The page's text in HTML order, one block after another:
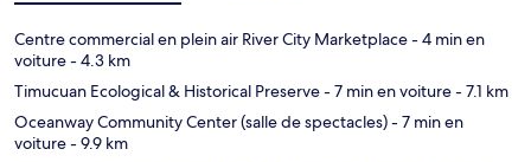
Centre commercial en plein air River City Marketplace- 4 min en
voiture- 4.3 km
Timucuan Ecological & Historical Preserve- 7 min en voiture- 7.1 km
Oceanway Community Center (salle de spectacles)- 7 min en
voiture- 9.9 km